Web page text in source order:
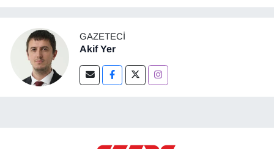
GAZETECI
Akif Yer